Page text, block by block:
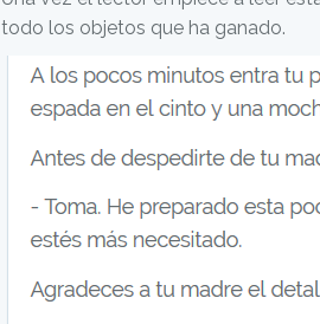
todo los objetos que ha ganado.